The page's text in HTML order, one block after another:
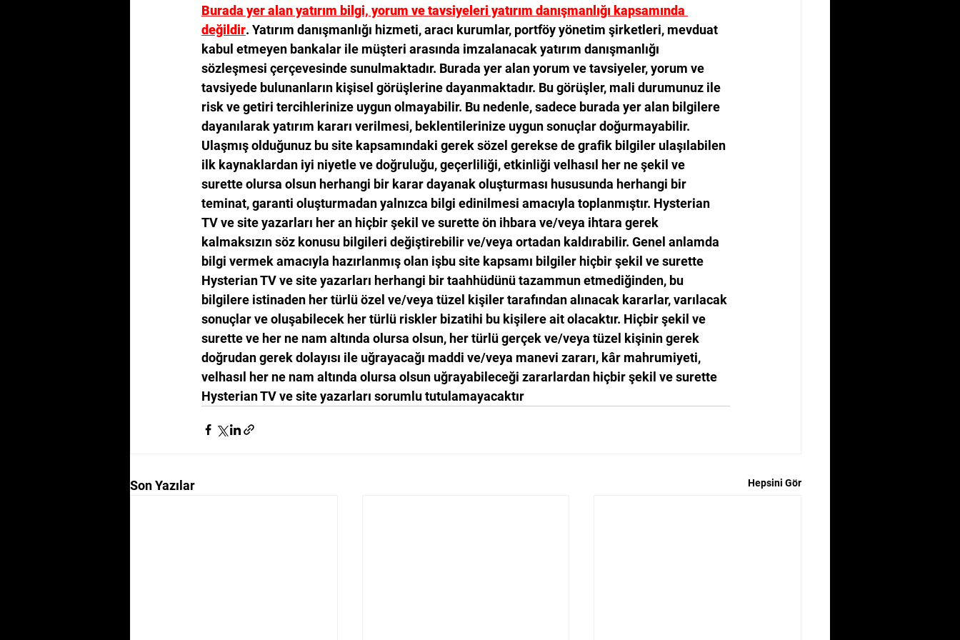
Burada yer alan yatırım bilgi, yorum ve tavsiyeleri yatırım danışmanlığı kapsamında
değildir. Yatırım danışmanlığı hizmeti, aracı kurumlar, portföy yönetim şirketleri, mevduat
kabul etmeyen bankalar ile müşteri arasında imzalanacak yatırım danışmanlığı
sözleşmesi çerçevesinde sunulmaktadır. Burada yer alan yorum ve tavsiyeler, yorum ve
tavsiyede bulunanların kişisel görüşlerine dayanmaktadır. Bu görüşler, mali durumunuz ile
risk ve getiri tercihlerinize uygun olmayabilir. Bu nedenle, sadece burada yer alan bilgilere
dayanılarak yatırım kararı verilmesi, beklentilerinize uygun sonuçlar doğurmayabilir.
Ulaşmış olduğunuz bu site kapsamındaki gerek sözel gerekse de grafik bilgiler ulaşılabilen
ilk kaynaklardan iyi niyetle ve doğruluğu, geçerliliği, etkinliği velhasıl her ne şekil ve
surette olursa olsun herhangi bir karar dayanak oluşturması hususunda herhangi bir
teminat, garanti oluşturmadan yalnızca bilgi edinilmesi amacıyla toplanmıştır. Hysterian
TV ve site yazarları her an hiçbir şekil ve surette ön ihbara ve/veya ihtara gerek
kalmaksızın söz konusu bilgileri değiştirebilir ve/veya ortadan kaldırabilir. Genel anlamda
bilgi vermek amacıyla hazırlanmış olan işbu site kapsamı bilgiler hiçbir şekil ve surette
Hysterian TV ve site yazarları herhangi bir taahhüdünü tazammun etmediğinden, bu
bilgilere istinaden her türlü özel ve/veya tüzel kişiler tarafından alınacak kararlar, varılacak
sonuçlar ve oluşabilecek her türlü riskler bizatihi bu kişilere ait olacaktır. Hiçbir şekil ve
surette ve her ne nam altında olursa olsun, her türlü gerçek ve/veya tüzel kişinin gerek
doğrudan gerek dolayısı ile uğrayacağı maddi ve/veya manevi zararı, kâr mahrumiyeti,
velhasıl her ne nam altında olursa olsun uğrayabileceği zararlardan hiçbir şekil ve surette
Hysterian TV ve site yazarları sorumlu tutulamayacaktır
Son Yazılar Hepsini Gör